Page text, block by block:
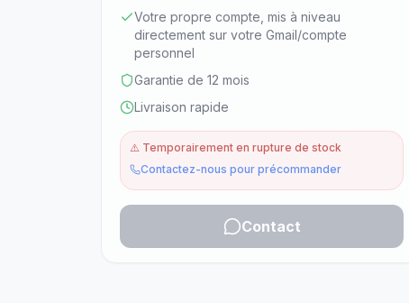
Votre propre compte, mis à niveau
directement sur votre Gmail/compte
personnel
Garantie de 12 mois
Livraison rapide
⚠️ Temporairement en rupture de stock
Contactez-nous pour précommander
Contact